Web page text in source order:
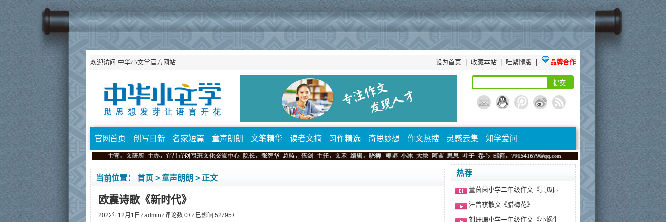
设为首页 收藏本站 哇繁體版 品牌合作
欢迎访问 中华小文学官方网站
官网首页 创写日新 名家短篇 童声朗朗 文笔精华 读者文摘 习作精选 奇思妙想 作文热搜 灵感云集 知学爱问
当前位置： 首页 > 童声朗朗 > 正文
欧震诗歌《新时代》
2022年12月1日 ⁄admin⁄ 评论数 0+ ⁄ 已影响 52795+
热荐
董茵茵小学二年级作文《黄瓜园
汪曾祺散文《腊梅花》
刘珊珊小学一年级作文《小蜗牛